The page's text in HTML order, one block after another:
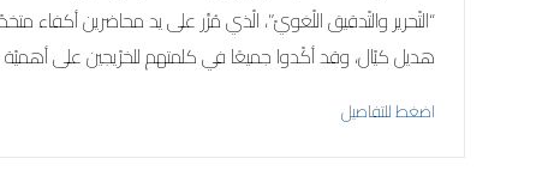
“التّحرير والتّدقيق اللّغويّ”، الّذي مُرِّر على يد محاضرين
هديل كيّال، وقد أكّدوا جميعًا في كلمتهم للخرّيجين على
اضغط للتفاصيل